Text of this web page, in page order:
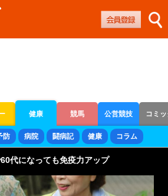
健康 競馬 公営競技 コミ
ートレース
防 病院 闘病記 健康 コラム
代になっても免疫力アップ